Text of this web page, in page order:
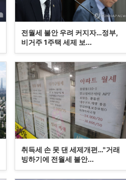
전월세 불안 우려 커지자…정부,
비거주 1주택 세제 보...
취득세 손 못 댄 세제개편…"거래
빙하기에 전월세 불안...